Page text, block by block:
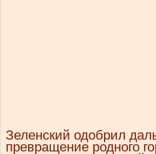
Зеленский одобрил
превращение родного